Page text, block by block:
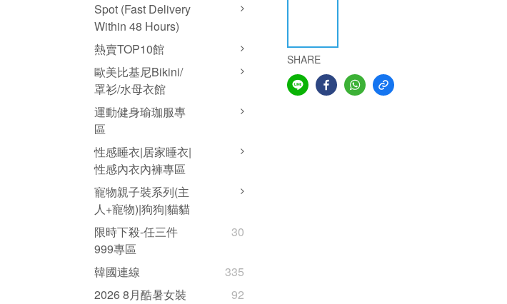
Spot (fast Delivery
Within 48 Hours)
熱賣TOP10館
歐美比基尼Bikini/
罩衫/水母衣館
運動健身瑜珈服專
區
性感睡衣|居家睡衣|
性感內衣內褲專區
寵物親子裝系列(主
人+寵物)|狗狗|貓貓
限時下殺-任三件
999專區
30
韓國連線
335
2026 8月酷暑女裝
92
SHARE